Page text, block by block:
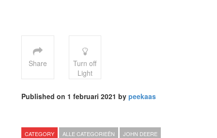
Share
Turn off
Light
Published on 1 februari 2021 by peekaas
CATEGORY ALLE CATEGORIEËN JOHN DEERE